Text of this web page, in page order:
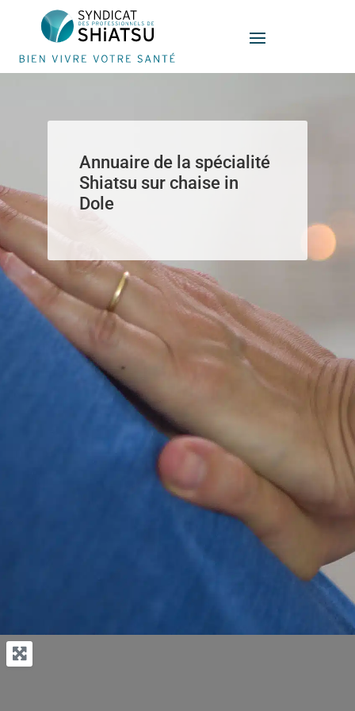
Annuaire de la spécialité
Shiatsu sur chaise in
Dole
Panneau de gestion des cookies